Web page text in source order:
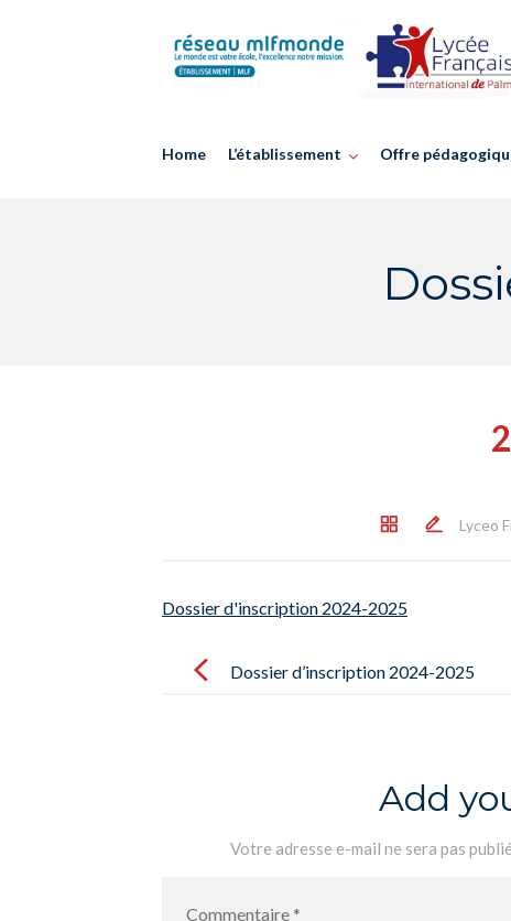
Home L’établissement Offre
Lyceo
Dossier d'inscription 2024-2025
navigationDossier d’inscription 2024-2025
Add
Votre adresse e-mail ne sera pas